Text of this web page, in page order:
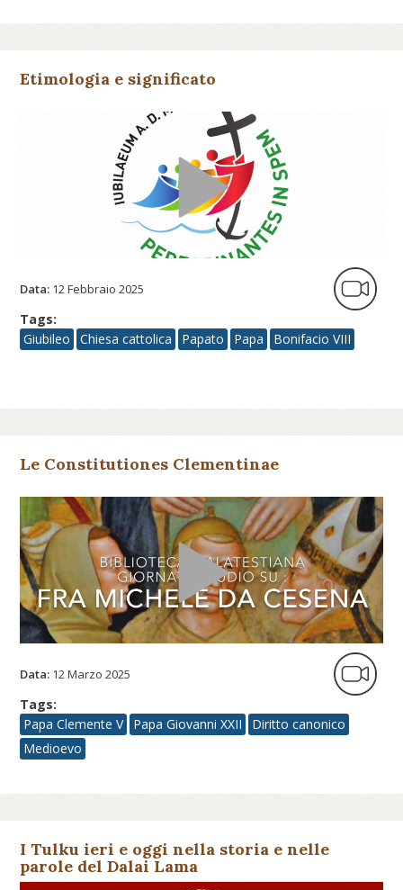
Etimologia e significato
Data: 12 Febbraio 2025
Tags:
Giubileo
Chiesa cattolica Papato Papa Bonifacio VIII
Le Constitutiones Clementinae
Data: 12 Marzo 2025
Tags:
Papa Clemente V
Papa Giovanni XXII
Diritto canonico
Medioevo
I Tulku ieri e oggi nella storia e nelle
parole del Dalai Lama